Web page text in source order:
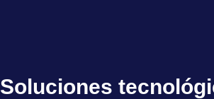
Soluciones